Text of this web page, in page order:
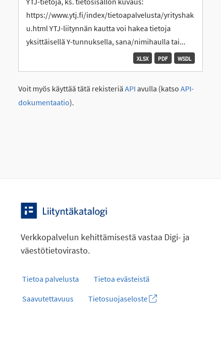
https://www.ytj.fi/index/tietoapalvelusta/yrityshak
u.html YTJ-liitynnän kautta voi hakea tietoja
yksittäisellä Y-tunnuksella, sana/nimihaulla tai...
WSDL
PDF
XLSX
Voit myös käyttää tätä rekisteriä API avulla (katso API-
dokumentaatio).
Verkkopalvelun kehittämisestä vastaa Digi- ja
väestötietovirasto.
Tietoa palvelusta
Tietoa evästeistä
Saavutettavuus
Tietosuojaseloste